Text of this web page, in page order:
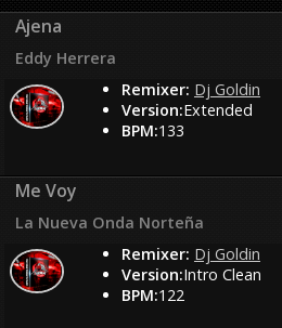
Ajena
Eddy Herrera
Remixer: Dj Goldin
Version:Extended
BPM:133
Me Voy
La Nueva Onda Norteña
Remixer: Dj Goldin
Version:Intro Clean
BPM:122